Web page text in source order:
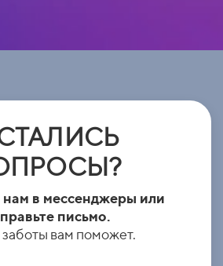
в мессенджеры или
письмо.
вам поможет.